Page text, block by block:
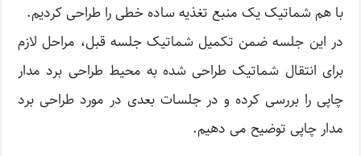
با هم شماتیک یک منبع تغذیه ساده خطی را طراحی کردیم.
در این جلسه ضمن تکمیل شماتیک جلسه قبل، مراحل لازم
برای انتقال شماتیک طراحی شده به محیط طراحی برد مدار
چاپی را بررسی کرده و در جلسات بعدی در مورد طراحی برد
مدار چاپی توضیح می دهیم.